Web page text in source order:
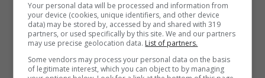
dal gioco, dall’altro, non mancano coloro
che vedono in questo esito una giusta
conseguenza delle sue azioni. La
produzione ha inoltre assicurato che chi ha
Your personal data will be processed and information from
your device (cookies, unique identifiers, and other device
data) may be stored by, accessed by and shared with 319
partners, or used specifically by this site. We and our partners
may use precise geolocation data. List of partners.
Some vendors may process your personal data on the basis
of legitimate interest, which you can object to by managing